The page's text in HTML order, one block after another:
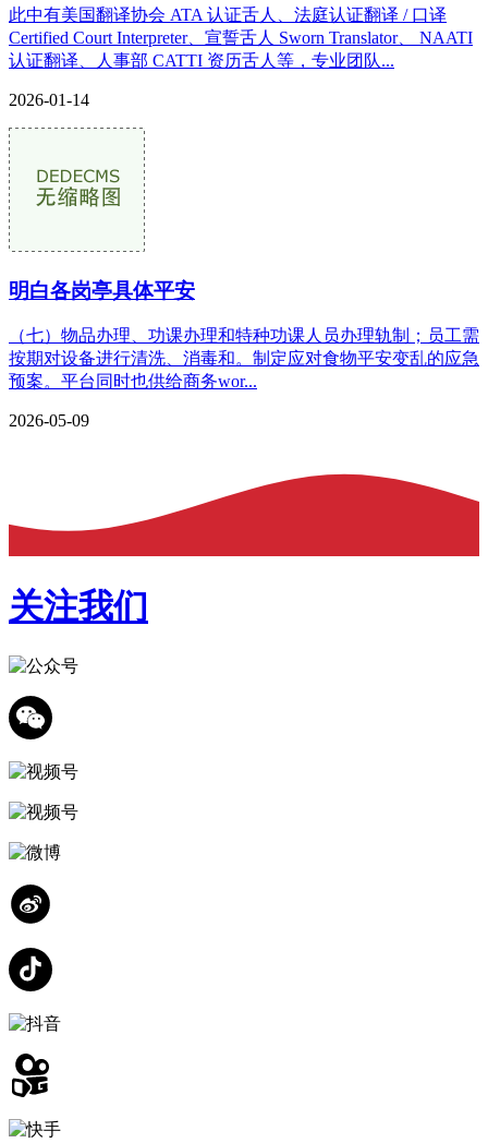
此中有美国翻译协会 ATA 认证舌人、法庭认证翻译 / 口译
Certified Court Interpreter、宣誓舌人 Sworn Translator、 NAATI
认证翻译、人事部 CATTI 资历舌人等，专业团队...
2026-01-14
明白各岗亭具体平安
（七）物品办理、功课办理和特种功课人员办理轨制；员工需
按期对设备进行清洗、消毒和。制定应对食物平安变乱的应急
预案。平台同时也供给商务wor...
2026-05-09
关注我们